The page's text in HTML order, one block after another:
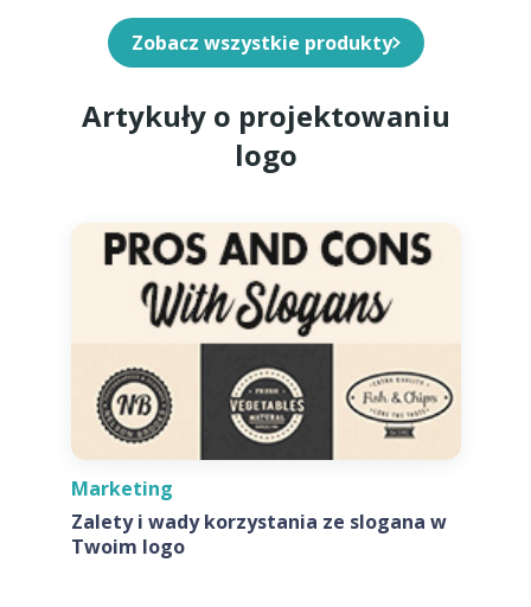
Zobacz wszystkie produkty
Artykuły o projektowaniu
logo
Marketing
Zalety i wady korzystania ze slogana w
Twoim logo